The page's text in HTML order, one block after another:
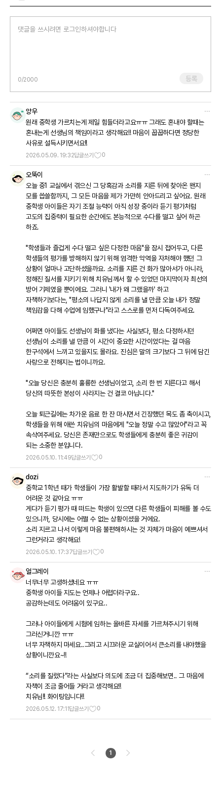
있는 선생님이라면 충분히 균형을 잡아갈 수 있다고 생각합니다.
방식과 균형을 천천히 만들어가고 계신 것으로 보입니다.
0/2000 등록
양우
원래 중학생 가르치는게 제일 힘들더라고요ㅠㅠ 그래도 혼내야 할때는
혼내는게 선생님의 책임이라고 생각해요!! 마음이 꿉꿉하다면 정당한
사유로 설득시키면서요!!
2026.05.09. 19:32답글쓰기 0
오뚝이
오늘 중1 교실에서 겪으신 그 당혹감과 소리를 지른 뒤에 찾아온 왠지
모를 씁쓸함까지, 그 모든 마음을 제가 가만히 안아드리고 싶어요. 원래
중학생 아이들은 자기 조절 능력이 아직 성장 중이라 듣기 평가처럼
고도의 집중력이 필요한 순간에도 본능적으로 수다를 떨고 싶어 하곤
하죠.
"학생들과 즐겁게 수다 떨고 싶은 다정한 마음"을 잠시 접어두고, 다른
학생들의 평가를 방해하지 않기 위해 엄격한 악역을 자처해야 했던 그
상황이 얼마나 고단하셨을까요. 소리를 지른 건 화가 많아서가 아니라,
정해진 질서를 지키기 위해 치유님께서 할 수 있었던 마지막이자 최선의
방어 기제였을 뿐이에요. 그러니 '내가 왜 그랬을까' 하고
자책하기보다는, "평소의 나답지 않게 소리를 낼 만큼 오늘 내가 정말
책임감을 다해 수업에 임했구나"라고 스스로를 먼저 다독여주세요.
어쩌면 아이들도 선생님이 화를 냈다는 사실보다, 평소 다정하시던
선생님이 소리를 낼 만큼 이 시간이 중요한 시간이었다는 걸 마음
한구석에서 느끼고 있을지도 몰라요. 진심은 말의 크기보다 그 뒤에 담긴
사랑으로 전해지는 법이니까요.
"오늘 당신은 충분히 훌륭한 선생님이었고, 소리 한 번 지른다고 해서
당신의 따뜻한 본성이 사라지는 건 결코 아닙니다."
오늘 퇴근길에는 차가운 음료 한 잔 마시면서 긴장했던 목도 좀 축이시고,
학생들을 위해 애쓴 치유님의 마음에게 "오늘 정말 수고 많았어"라고 꼭
속삭여주세요. 당신은 존재만으로도 학생들에게 충분히 좋은 귀감이
되는 소중한 분입니다.
2026.05.10. 11:49답글쓰기 0
dozi
중학교 1학년 때가 학생들이 가장 활발할 때라서 지도하기가 유독 더
어려운 것 같아요 ㅠㅠ
​게다가 듣기 평가 때 떠드는 학생이 있으면 다른 학생들이 피해를 볼 수도
있으니까, 당시에는 어쩔 수 없는 상황이셨을 거에요.
​소리 지르고 나서 이렇게 마음 불편해하시는 것 자체가 마음이 예쁘셔서
그런거라고 생각해요!
2026.05.10. 17:37답글쓰기 0
얼그레이
너무너무 고생하셨네요 ㅠㅠ
중학생 아이들 지도는 언제나 어렵더라구요..
공감하는데도 어려움이 있구요..
그러나 아이들에게 시험에 임하는 올바른 자세를 가르쳐주시기 위해
그러신거니깐 ㅠㅠ
너무 자책하지 마세요..그리고 시끄러운 교실이어서 큰소리를 내야했을
상황이니깐요~!!
“소리를 질렀다”라는 사실보다 의도에 조금 더 집중해보면.. 그 마음에
자책이 조금 줄어들 거라고 생각해요!!
치유님!! 화이팅입니다!!
2026.05.12. 17:11답글쓰기 0
1